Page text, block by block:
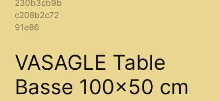
VASAGLE Table
Basse 100×50 cm